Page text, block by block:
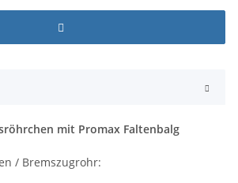
mit Promax Faltenbalg
/ Bremszugrohr: